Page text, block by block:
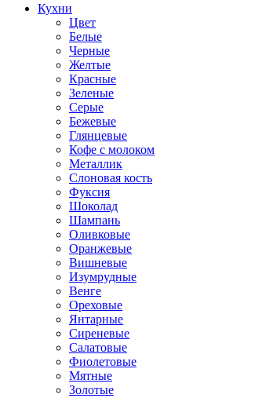
Кухни
Цвет
Белые
Черные
Желтые
Красные
Зеленые
Серые
Бежевые
Глянцевые
Кофе с молоком
Металлик
Слоновая кость
Фуксия
Шоколад
Шампань
Оливковые
Оранжевые
Вишневые
Изумрудные
Венге
Ореховые
Янтарные
Сиреневые
Салатовые
Фиолетовые
Мятные
Золотые